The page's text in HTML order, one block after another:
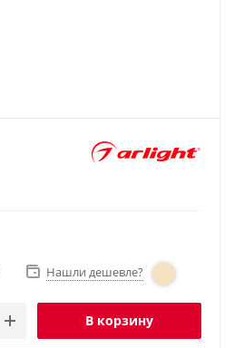
Нашли дешевле?
В корзину